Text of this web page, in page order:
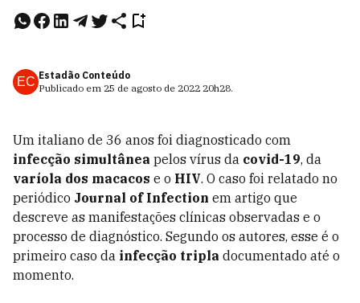
EC Estadão Conteúdo
Publicado em 25 de agosto de 2022 20h28.
Um italiano de 36 anos foi diagnosticado com
infecção simultânea pelos vírus da covid-19, da
varíola dos macacos e o HIV. O caso foi relatado no
periódico Journal of Infection em artigo que
descreve as manifestações clínicas observadas e o
processo de diagnóstico. Segundo os autores, esse é o
primeiro caso da infecção tripla documentado até o
momento.